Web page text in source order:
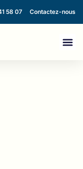
58 07 Contactez-nous